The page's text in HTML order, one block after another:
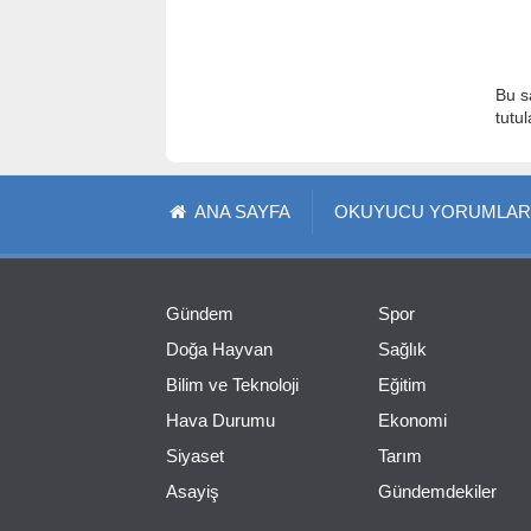
Bu
ANA SAYFA OKUYUCU
Gündem
Doğa Hayvan
Bilim ve Teknoloji
Hava Durumu
Siyaset
Asayiş
Spor
Sağlık
Eğitim
Ekonomi
Tarım
Gündemdekiler